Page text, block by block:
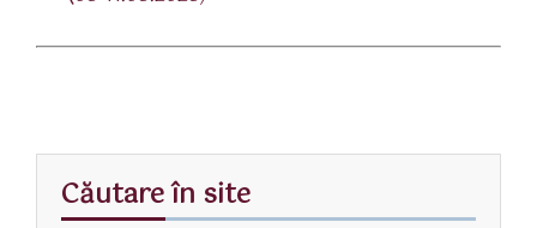
Căutare în site